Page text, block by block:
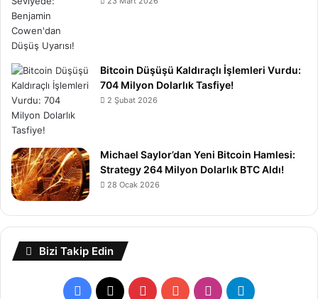
Bitcoin Düşüşü Kaldıraçlı İşlemleri Vurdu:
704 Milyon Dolarlık Tasfiye!
2 Şubat 2026
Michael Saylor’dan Yeni Bitcoin Hamlesi:
Strategy 264 Milyon Dolarlık BTC Aldı!
28 Ocak 2026
Bizi Takip Edin
Facebook
X PinterestYouTubeInstagramTelegram